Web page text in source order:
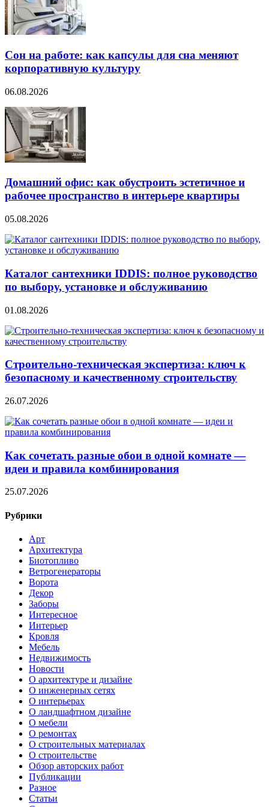
Сон на работе: как капсулы для сна меняют
корпоративную культуру
06.08.2026
Домашний офис: как обустроить эстетичное и
рабочее пространство в интерьере квартиры
05.08.2026
Каталог сантехники IDDIS: полное руководство
по выбору, установке и обслуживанию
01.08.2026
Строительно‑техническая экспертиза: ключ к
безопасному и качественному строительству
26.07.2026
Как сочетать разные обои в одной комнате —
идеи и правила комбинирования
25.07.2026
Рубрики
Арт
Архитектура
Биотопливо
Ветрогенераторы
Ворота
Декор
Заборы
Интересное
Интерьер
Кровля
Мебель
Недвижимость
Новости
О архитектуре и дизайне
О инженерных сетях
О интерьерах
О ландшафтном дизайне
О мебели
О ремонтах
О строительных материалах
О строительстве
Обзор авторских работ
Публикации
Разное
Статьи